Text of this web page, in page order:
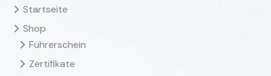
Startseite
Shop
Führerschein
Zertifikate